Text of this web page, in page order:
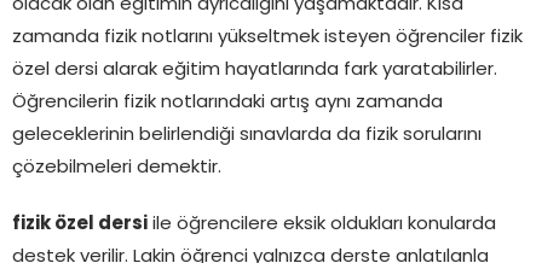
olacak olan eğitimin ayrıcalığını yaşamaktadır. Kısa
zamanda fizik notlarını yükseltmek isteyen öğrenciler fizik
özel dersi alarak eğitim hayatlarında fark yaratabilirler.
Öğrencilerin fizik notlarındaki artış aynı zamanda
geleceklerinin belirlendiği sınavlarda da fizik sorularını
çözebilmeleri demektir.
fizik özel dersi ile öğrencilere eksik oldukları konularda
destek verilir. Lakin öğrenci yalnızca derste anlatılanla